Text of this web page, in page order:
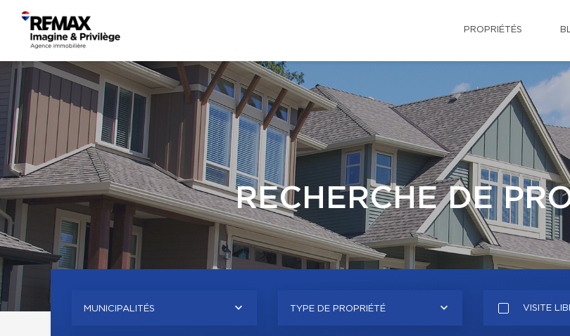
PROPRIÉTÉS
RECHERCHE DE
MUNICIPALITÉS TYPE DE PROPRIÉTÉ VISITE